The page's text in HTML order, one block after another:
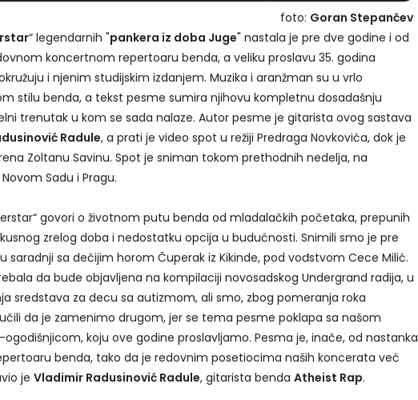
foto: Goran Stepančev
“ legendarnih "pankera iz doba Juge" nastala je pre dve godine i od
koncertnom repertoaru benda, a veliku proslavu 35. godina
i njenim studijskim izdanjem. Muzika i aranžman su u vrlo
stilu benda, a tekst pesme sumira njihovu kompletnu dosadašnju
trenutak u kom se sada nalaze. Autor pesme je gitarista ovog sastava
Radule, a prati je video spot u režiji Predraga Novkovića, dok je
Zoltanu Savinu. Spot je sniman tokom prethodnih nedelja, na
Sadu i Pragu.
govori o životnom putu benda od mladalačkih početaka, prepunih
zrelog doba i nedostatku opcija u budućnosti. Snimili smo je pre
saradnji sa dečijim horom Čuperak iz Kikinde, pod vođstvom Cece Milić.
da bude objavljena na kompilaciji novosadskog Undergrand radija, u
sredstava za decu sa autizmom, ali smo, zbog pomeranja roka
da je zamenimo drugom, jer se tema pesme poklapa sa našom
koju ove godine proslavljamo. Pesma je, inače, od nastanka
benda, tako da je redovnim posetiocima naših koncerata već
je Vladimir Radusinović Radule, gitarista benda Atheist Rap.